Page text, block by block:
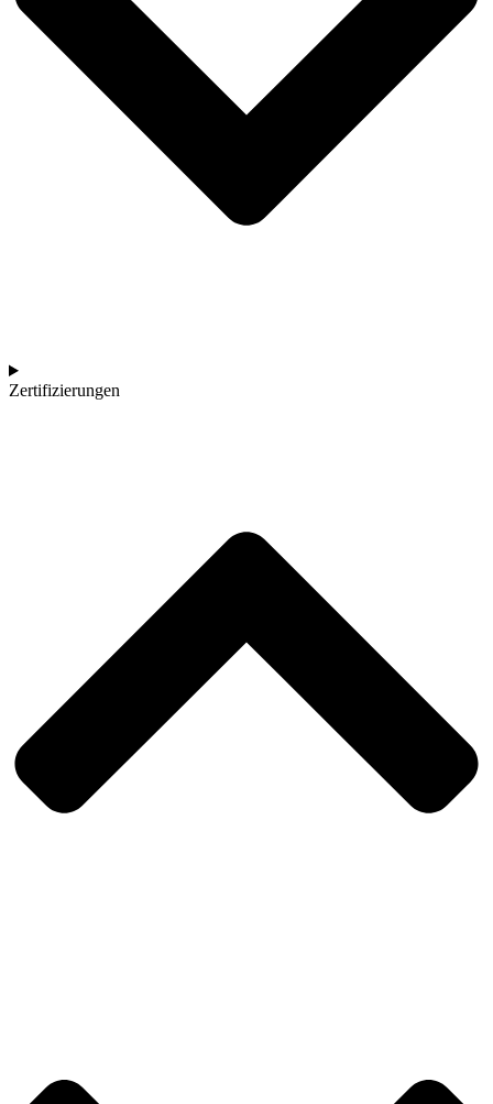
Zertifizierungen